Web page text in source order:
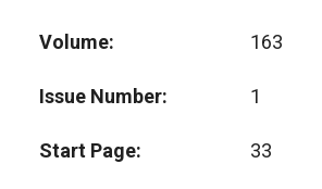
Volume 163
Issue Number 1
Start Page 33